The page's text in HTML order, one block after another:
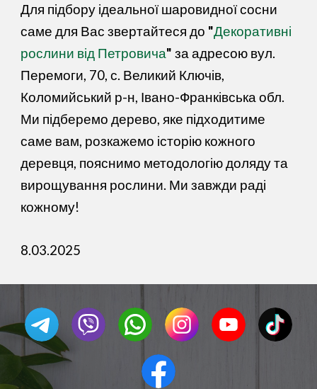
Для підбору ідеальної шаровидної сосни
саме для Вас звертайтеся до "Декоративні
рослини від Петровича" за адресою вул.
Перемоги, 70, с. Великий Ключів,
Коломийський р-н, Івано-Франківська обл.
Ми підберемо дерево, яке підходитиме
саме вам, розкажемо історію кожного
деревця, пояснимо методологію доляду та
вирощування рослини. Ми завжди раді
кожному!
8.03.2025